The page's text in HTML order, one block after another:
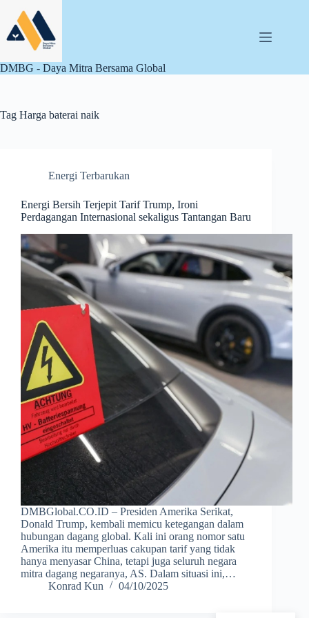
content
DMBG - Daya Mitra Bersama Global
Tag Harga baterai naik
Energi Terbarukan
Energi Bersih Terjepit Tarif Trump, Ironi
Perdagangan Internasional sekaligus Tantangan Baru
DMBGlobal.CO.ID – Presiden Amerika Serikat,
Donald Trump, kembali memicu ketegangan dalam
hubungan dagang global. Kali ini orang nomor satu
Amerika itu memperluas cakupan tarif yang tidak
hanya menyasar China, tetapi juga seluruh negara
mitra dagang negaranya, AS. Dalam situasi ini,…
Konrad Kun
04/10/2025